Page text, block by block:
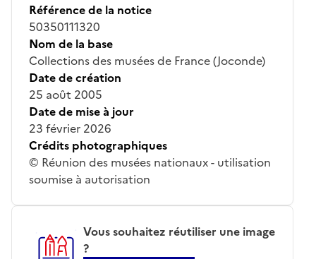
Référence de la notice
50350111320
Nom de la base
Collections des musées de France (Joconde)
Date de création
25 août 2005
Date de mise à jour
23 février 2026
Crédits photographiques
© Réunion des musées nationaux - utilisation
soumise à autorisation
Vous souhaitez réutiliser une image
?